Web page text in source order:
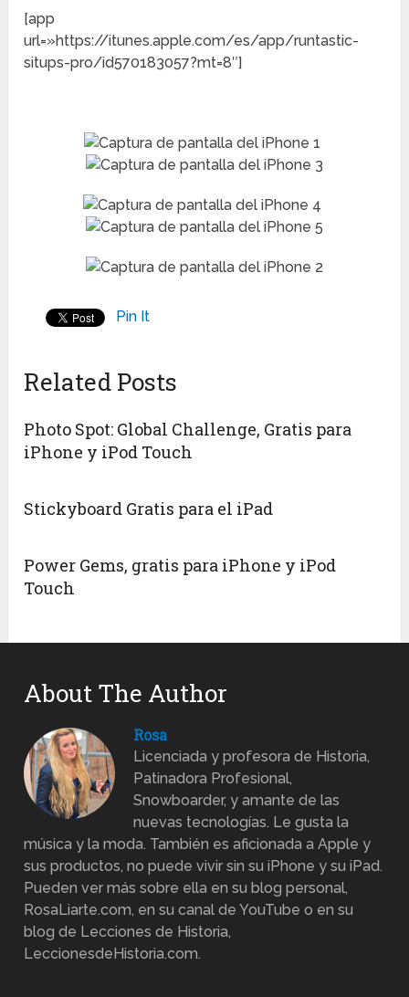
[app
url=»https://itunes.apple.com/es/app/runtastic-
situps-pro/id570183057?mt=8″]
Pin It
Related Posts
Photo Spot: Global Challenge, Gratis para
iPhone y iPod Touch
Stickyboard Gratis para el iPad
Power Gems, gratis para iPhone y iPod
Touch
About The Author
Rosa
Licenciada y profesora de Historia,
Patinadora Profesional,
Snowboarder, y amante de las
nuevas tecnologías. Le gusta la
música y la moda. También es aficionada a Apple y
sus productos, no puede vivir sin su iPhone y su iPad.
Pueden ver más sobre ella en su blog personal,
RosaLiarte.com, en su canal de YouTube o en su
blog de Lecciones de Historia,
LeccionesdeHistoria.com.